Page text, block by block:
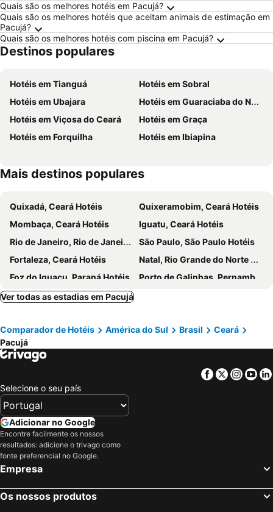
Quais são os melhores hotéis em Pacujá?
Quais são os melhores hotéis que aceitam animais de estimação em
Pacujá?
Quais são os melhores hotéis com piscina em Pacujá?
Destinos populares
Hotéis em Tianguá
Hotéis em Sobral
Hotéis em Ubajara
Hotéis em Guaraciaba do Norte
Hotéis em Viçosa do Ceará
Hotéis em Graça
Hotéis em Forquilha
Hotéis em Ibiapina
Mais destinos populares
Quixadá, Ceará Hotéis
Quixeramobim, Ceará Hotéis
Mombaça, Ceará Hotéis
Iguatu, Ceará Hotéis
Rio de Janeiro, Rio de Janeiro Hotéis
São Paulo, São Paulo Hotéis
Fortaleza, Ceará Hotéis
Natal, Rio Grande do Norte Hotéis
Foz do Iguaçu, Paraná Hotéis
Porto de Galinhas, Pernambuco Hotéis
Salvador, Bahia Hotéis
Ver todas as estadias em Pacujá
Comparador de Hotéis América do Sul Brasil
Ceará
Pacujá
Facebook
Twitter
Selecione o seu país
Adicionar no Google
Encontre facilmente os nossos
resultados: adicione o trivago como
fonte preferencial no Google.
Empresa
Os nossos produtos